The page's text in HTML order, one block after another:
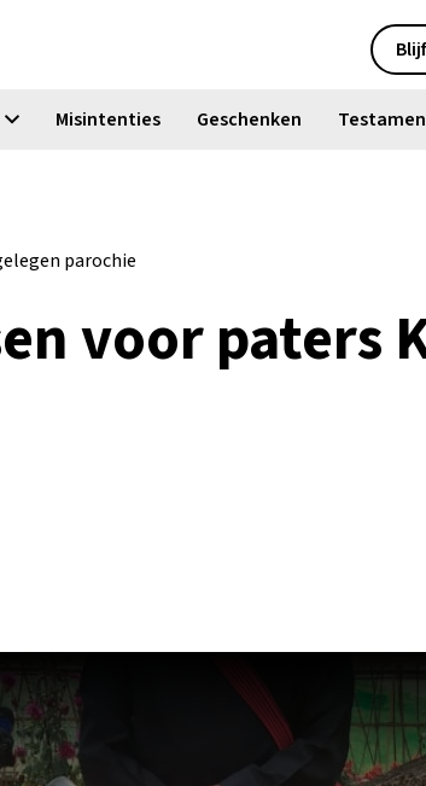
Misintenties Geschenken
parochie
voor paters